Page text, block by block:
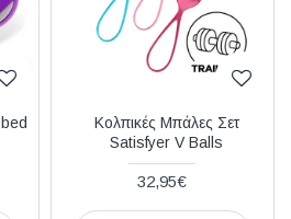
Κολπικές Μπάλες Σετ
Satisfyer V Balls
32,95€